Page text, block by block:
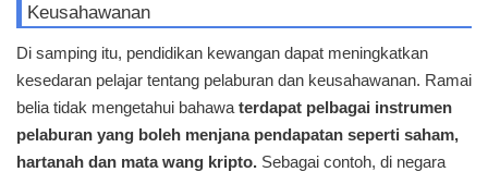
Keusahawanan
Di samping itu, pendidikan kewangan dapat meningkatkan
kesedaran pelajar tentang pelaburan dan keusahawanan. Ramai
belia tidak mengetahui bahawa terdapat pelbagai instrumen
pelaburan yang boleh menjana pendapatan seperti saham,
hartanah dan mata wang kripto. Sebagai contoh, di negara